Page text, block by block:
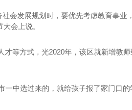
会发展规划时，要优先考虑教育事业
会上说。
才等方式，光2020年，该区就新增教
中选过来的，就给孩子报了家门口